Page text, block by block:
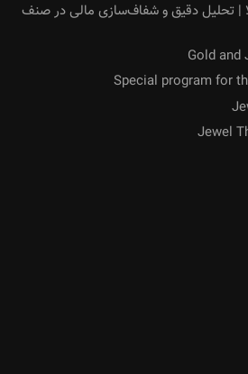
| تحلیل دقیق و شفاف‌سازی مالی در صنف
Gold and
Special program for
Jewel